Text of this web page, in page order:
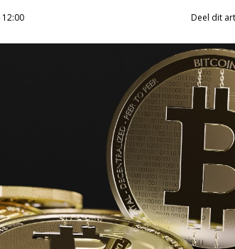
Deel dit